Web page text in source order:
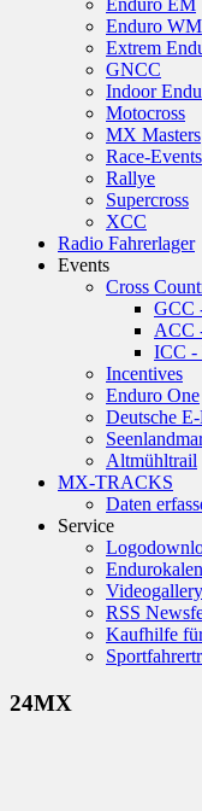
Enduro EM
Enduro WM
Extrem
GNCC
Indoor
Motocross
MX Masters
Race-Events
Rallye
Supercross
XCC
Radio Fahrerlager
Events
Cross
GCC
ACC
ICC -
Incentives
Enduro One
Deutsche
Altmühltrail
MX-TRACKS
Daten
Service
Videogallery
RSS
Kaufhilfe
24MX